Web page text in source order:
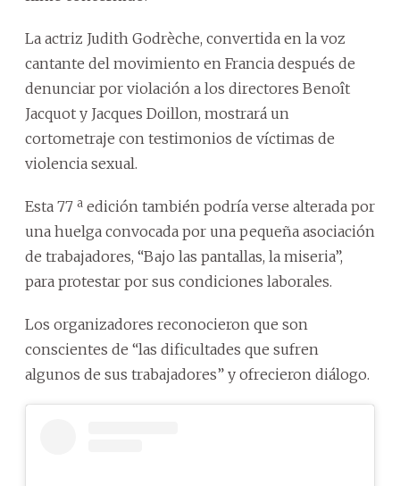
La actriz Judith Godrèche, convertida en la voz
cantante del movimiento en Francia después de
denunciar por violación a los directores Benoît
Jacquot y Jacques Doillon, mostrará un
cortometraje con testimonios de víctimas de
violencia sexual.
Esta 77 ª edición también podría verse alterada por
una huelga convocada por una pequeña asociación
de trabajadores, “Bajo las pantallas, la miseria”,
para protestar por sus condiciones laborales.
Los organizadores reconocieron que son
conscientes de “las dificultades que sufren
algunos de sus trabajadores” y ofrecieron diálogo.